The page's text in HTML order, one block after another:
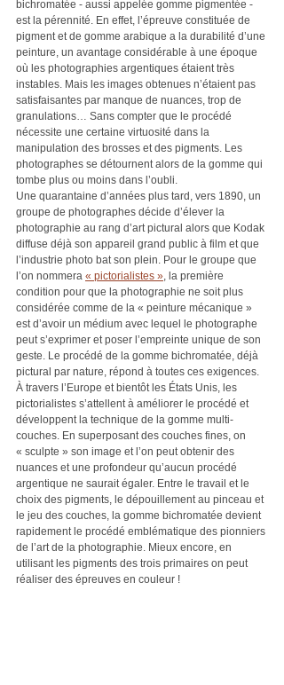
bichromatée - aussi appelée gomme pigmentée -
est la pérennité. En effet, l’épreuve constituée de
pigment et de gomme arabique a la durabilité d’une
peinture, un avantage considérable à une époque
où les photographies argentiques étaient très
instables. Mais les images obtenues n’étaient pas
satisfaisantes par manque de nuances, trop de
granulations… Sans compter que le procédé
nécessite une certaine virtuosité dans la
manipulation des brosses et des pigments. Les
photographes se détournent alors de la gomme qui
tombe plus ou moins dans l’oubli.
Une quarantaine d’années plus tard, vers 1890, un
groupe de photographes décide d’élever la
photographie au rang d’art pictural alors que Kodak
diffuse déjà son appareil grand public à film et que
l’industrie photo bat son plein. Pour le groupe que
l’on nommera « pictorialistes », la première
condition pour que la photographie ne soit plus
considérée comme de la « peinture mécanique »
est d’avoir un médium avec lequel le photographe
peut s’exprimer et poser l’empreinte unique de son
geste. Le procédé de la gomme bichromatée, déjà
pictural par nature, répond à toutes ces exigences.
À travers l’Europe et bientôt les États Unis, les
pictorialistes s’attellent à améliorer le procédé et
développent la technique de la gomme multi-
couches. En superposant des couches fines, on
« sculpte » son image et l’on peut obtenir des
nuances et une profondeur qu’aucun procédé
argentique ne saurait égaler. Entre le travail et le
choix des pigments, le dépouillement au pinceau et
le jeu des couches, la gomme bichromatée devient
rapidement le procédé emblématique des pionniers
de l’art de la photographie. Mieux encore, en
utilisant les pigments des trois primaires on peut
réaliser des épreuves en couleur !